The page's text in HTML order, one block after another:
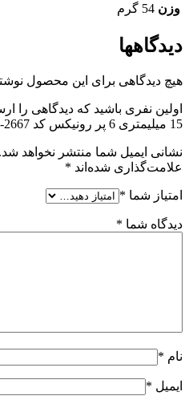
وزن 54 گرم
دیدگاهها
هیچ دیدگاهی برای این محصول
اولین نفری باشید که دیدگاهی را
15 میلیمتری 6 پر رونیکس کد RH-2667”
نشانی ایمیل شما منتشر نخواهد شد.
علامت‌گذاری شده‌اند *
امتیاز شما *
دیدگاه شما *
نام *
ایمیل *